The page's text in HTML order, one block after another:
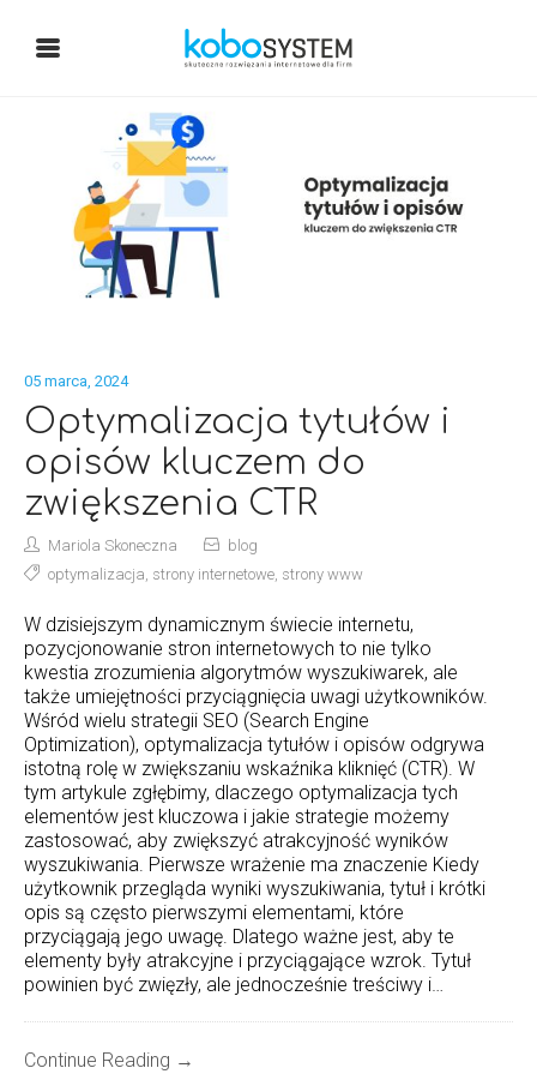
05 marca, 2024
Optymalizacja tytułów i
opisów kluczem do
zwiększenia CTR
Mariola Skoneczna
blog
optymalizacja, strony internetowe, strony www
W dzisiejszym dynamicznym świecie internetu,
pozycjonowanie stron internetowych to nie tylko
kwestia zrozumienia algorytmów wyszukiwarek, ale
także umiejętności przyciągnięcia uwagi użytkowników.
Wśród wielu strategii SEO (Search Engine
Optimization), optymalizacja tytułów i opisów odgrywa
istotną rolę w zwiększaniu wskaźnika kliknięć (CTR). W
tym artykule zgłębimy, dlaczego optymalizacja tych
elementów jest kluczowa i jakie strategie możemy
zastosować, aby zwiększyć atrakcyjność wyników
wyszukiwania. Pierwsze wrażenie ma znaczenie Kiedy
użytkownik przegląda wyniki wyszukiwania, tytuł i krótki
opis są często pierwszymi elementami, które
przyciągają jego uwagę. Dlatego ważne jest, aby te
elementy były atrakcyjne i przyciągające wzrok. Tytuł
powinien być zwięzły, ale jednocześnie treściwy i…
Continue Reading →